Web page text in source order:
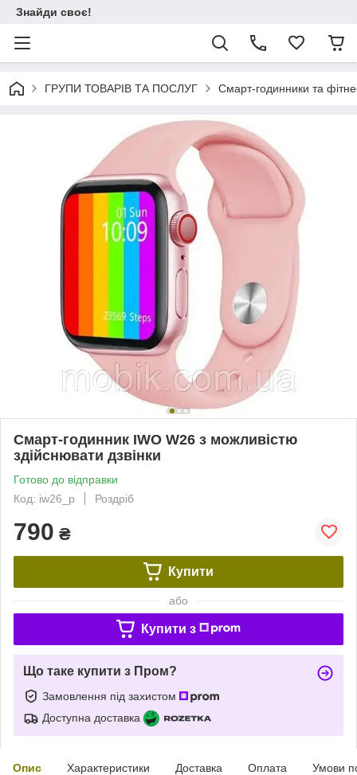
Знайди своє!
ГРУПИ ТОВАРІВ ТА ПОСЛУГ Смарт-годинники та
Смарт-годинник IWO W26 з можливістю
здійснювати дзвінки
Готово до відправки
Код: iw26_p
Роздріб
790 ₴
Купити
або
Купити з
Що таке купити з Пром?
Замовлення під захистом
Доступна доставка
Опис Характеристики Доставка Оплата Умови